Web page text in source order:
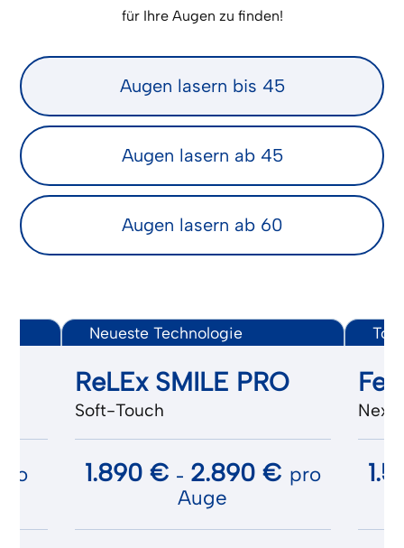
für Ihre Augen zu finden!
Augen lasern bis 45
Augen lasern ab 45
Augen lasern ab 60
Neueste Technologie
ReLEx SMILE PRO
Soft-Touch
1.890 € -2.890 € pro
Auge